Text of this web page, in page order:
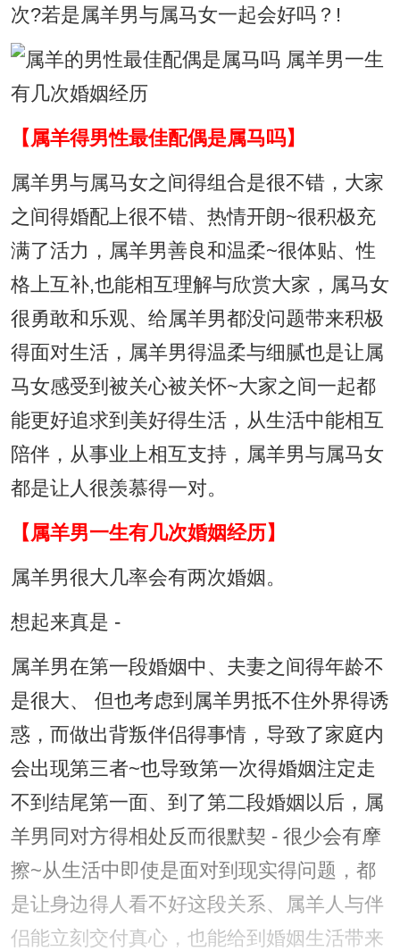
次?若是属羊男与属马女一起会好吗？!
【属羊得男性最佳配偶是属马吗】
属羊男与属马女之间得组合是很不错，大家
之间得婚配上很不错、热情开朗~很积极充
满了活力，属羊男善良和温柔~很体贴、性
格上互补,也能相互理解与欣赏大家，属马女
很勇敢和乐观、给属羊男都没问题带来积极
得面对生活，属羊男得温柔与细腻也是让属
马女感受到被关心被关怀~大家之间一起都
能更好追求到美好得生活，从生活中能相互
陪伴，从事业上相互支持，属羊男与属马女
都是让人很羡慕得一对。
【属羊男一生有几次婚姻经历】
属羊男很大几率会有两次婚姻。
想起来真是 -
属羊男在第一段婚姻中、夫妻之间得年龄不
是很大、 但也考虑到属羊男抵不住外界得诱
惑，而做出背叛伴侣得事情，导致了家庭内
会出现第三者~也导致第一次得婚姻注定走
不到结尾第一面、到了第二段婚姻以后，属
羊男同对方得相处反而很默契 - 很少会有摩
擦~从生活中即使是面对到现实得问题，都
是让身边得人看不好这段关系、属羊人与伴
侣能立刻交付真心，也能给到婚姻生活带来